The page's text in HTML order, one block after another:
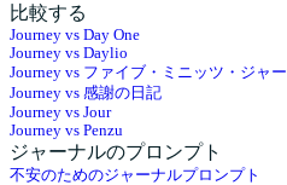
比較する
Journey vs Day One
Journey vs Daylio
Journey vs ファイブ・ミニッツ・ジャ
Journey vs 感謝の日記
Journey vs Jour
Journey vs Penzu
ジャーナルのプロンプト
不安のためのジャーナルプロンプト